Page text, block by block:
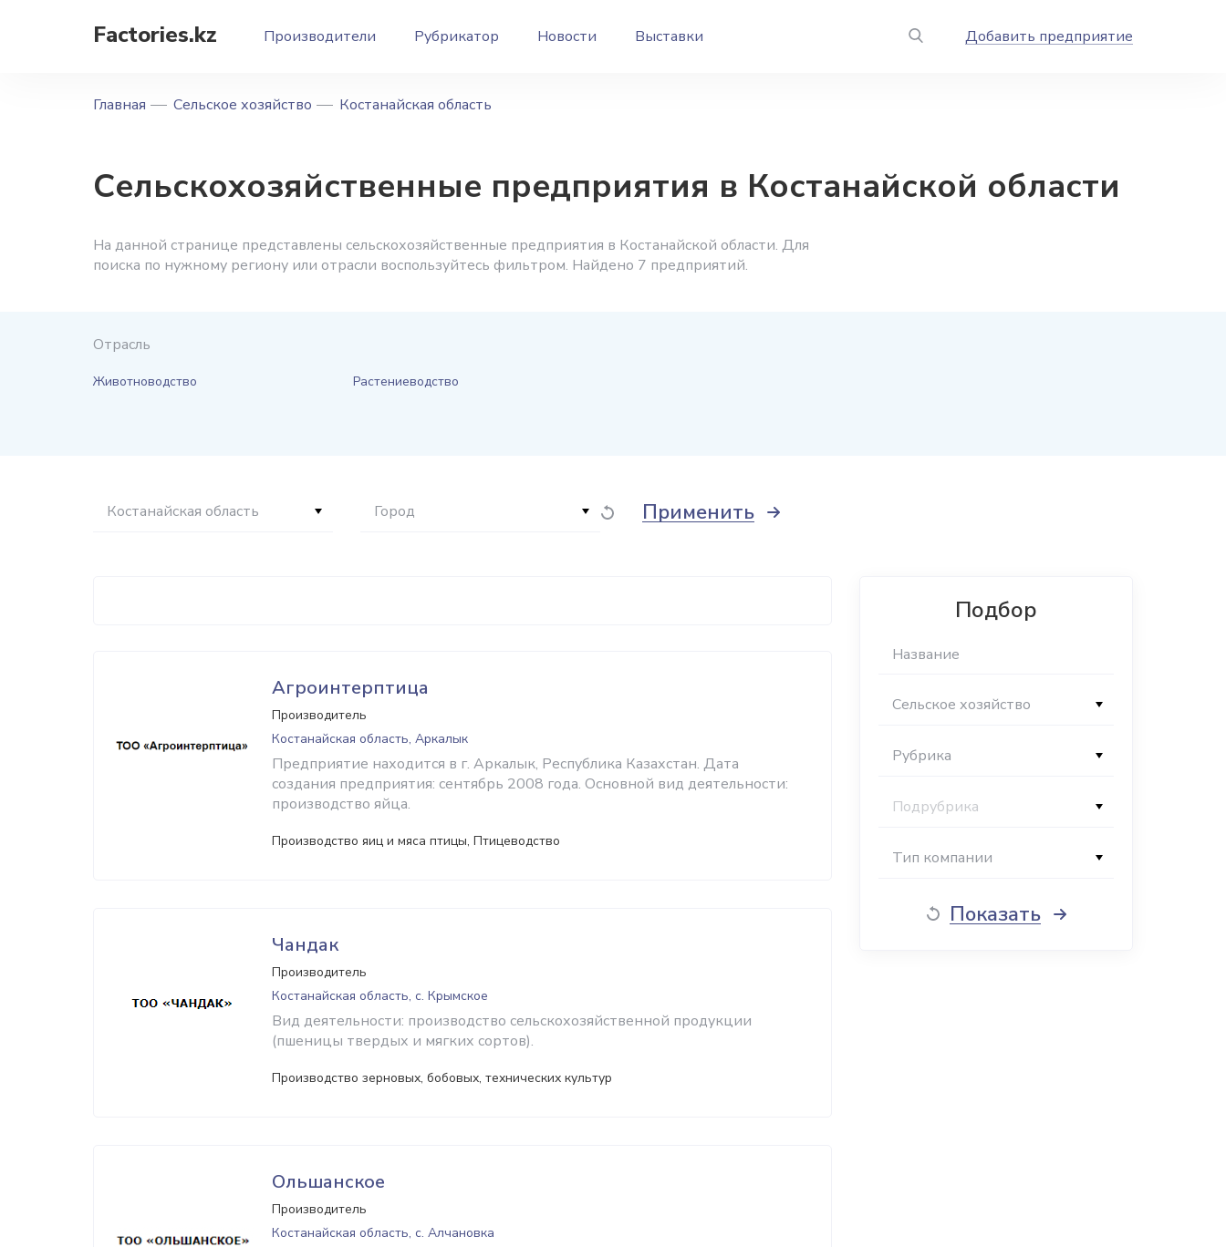
Factories.kz Производители Рубрикатор Новости Выставки Добавить предприятие
Главная Сельское хозяйство Костанайская область
Сельскохозяйственные предприятия в Костанайской области
На данной странице представлены сельскохозяйственные предприятия в Костанайской области. Для
поиска по нужному региону или отрасли воспользуйтесь фильтром. Найдено 7 предприятий.
Отрасль
Животноводство Растениеводство
Костанайская область Город Применить
Агроинтерптица
Производитель
Костанайская область, Аркалык
Предприятие находится в г. Аркалык, Республика Казахстан. Дата
создания предприятия: сентябрь 2008 года. Основной вид деятельности:
производство яйца.
Производство яиц и мяса птицы, Птицеводство
Чандак
Производитель
Костанайская область, с. Крымское
Вид деятельности: производство сельскохозяйственной продукции
(пшеницы твердых и мягких сортов).
Производство зерновых, бобовых, технических культур
Ольшанское
Производитель
Костанайская область, с. Алчановка
Подбор
Сельское хозяйство
Рубрика
Подрубрика
Тип компании
Показать